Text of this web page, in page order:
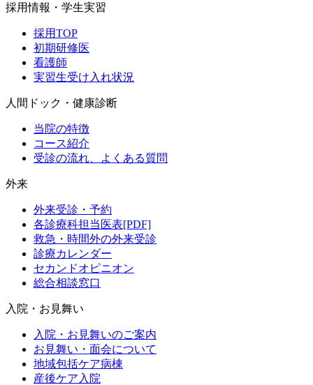
採用情報・学生実習
採用TOP
初期研修医
看護師
実習生受け入れ状況
人間ドック・健康診断
当院の特徴
コース紹介
受診の流れ、よくある質問
外来
外来受診・予約
各診療科担当医表[PDF]
救急・時間外の外来受診
診療カレンダー
セカンドオピニオン
総合相談窓口
入院・お見舞い
入院・お見舞いのご案内
お見舞い・面会について
地域包括ケア病棟
産後ケア入院